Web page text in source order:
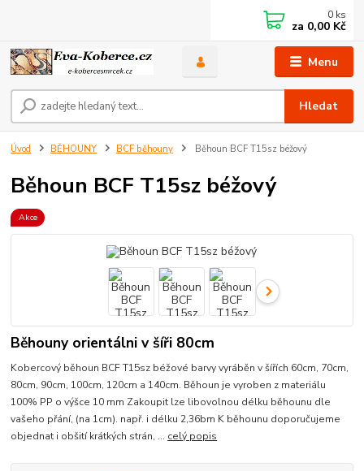
Menu
Hledat
0 ks
za 0,00 Kč
Úvod BĚHOUNY BCF běhouny Běhoun BCF T15sz béžový
Běhoun BCF T15sz béžový
Akce
Běhouny orientálni v šíři 80cm
Kobercový běhoun BCF T15sz béžové barvy vyráběn v šířích 60cm, 70cm,
80cm, 90cm, 100cm, 120cm a 140cm. Běhoun je vyroben z materiálu
100% PP o výšce 10 mm Zakoupit lze libovolnou délku běhounu dle
vašeho přání, (na 1cm). např. i délku 2,36bm K běhounu doporučujeme
objednat i obšití krátkých strán, ... celý popis